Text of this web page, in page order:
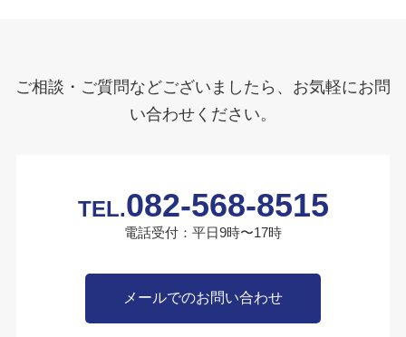
ご相談・ご質問などございましたら、お気軽にお問
い合わせください。
TEL.082-568-8515
電話受付：平日9時〜17時
メールでのお問い合わせ